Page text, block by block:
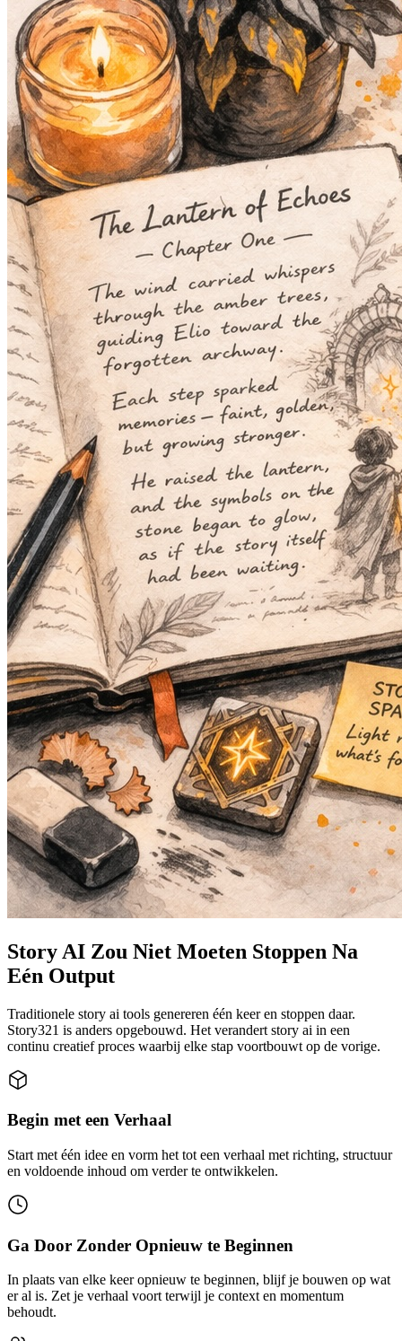
Story AI Zou Niet Moeten Stoppen Na
Eén Output
Traditionele story ai tools genereren één keer en stoppen daar.
Story321 is anders opgebouwd. Het verandert story ai in een
continu creatief proces waarbij elke stap voortbouwt op de vorige.
Begin met een Verhaal
Start met één idee en vorm het tot een verhaal met richting, structuur
en voldoende inhoud om verder te ontwikkelen.
Ga Door Zonder Opnieuw te Beginnen
In plaats van elke keer opnieuw te beginnen, blijf je bouwen op wat
er al is. Zet je verhaal voort terwijl je context en momentum
behoudt.